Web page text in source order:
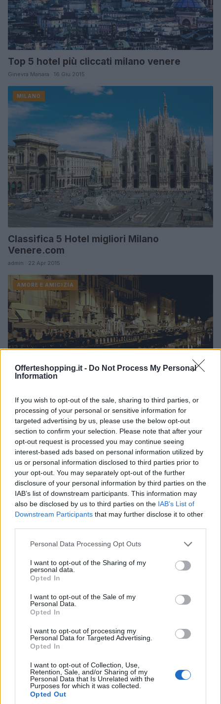
Offerteshopping.it - Do Not Process My Personal
Information
If you wish to opt-out of the sale, sharing to third parties, or
processing of your personal or sensitive information for
targeted advertising by us, please use the below opt-out
section to confirm your selection. Please note that after your
opt-out request is processed you may continue seeing
interest-based ads based on personal information utilized by
us or personal information disclosed to third parties prior to
your opt-out. You may separately opt-out of the further
disclosure of your personal information by third parties on the
IAB’s list of downstream participants. This information may
also be disclosed by us to third parties on the IAB’s List of
Downstream Participants that may further disclose it to other
Please note that this website/app uses one or more Google
not limited to your visit or usage behaviour. You may click to
grant or deny consent to Google and its third-party tags to
use your data for below specified purposes in below Google
consent section.
Personal Data Processing Opt Outs
I want to opt-out of the Sharing of my
personal data.
Opted In
I want to opt-out of the Sale of my
Personal Data.
Opted In
I want to opt-out of processing my
Personal Data for Targeted Advertising.
Opted In
I want to opt-out of Collection, Use,
Retention, Sale, and/or Sharing of my
Personal Data that Is Unrelated with the
Purposes for which it was collected.
Opted Out
Top 5 hotel più cliccati milano venere
Ginevra Manara · 16 Giu 2015
MILANO
Classifica 5 Hotel migliori Milano
Venere.com
admin · 22 Apr 2015
AMORE E AMICIZIA
Come partecipare Incontri single Milano
Meetic San Faustino 2015
Enrica Marrelli · 30 Gen 2015
Supermercati aperti giovedì grasso 12
febbraio 2015 a Milano
Giulia Mosca · 9 Gen 2015
GUIDE SHOPPING